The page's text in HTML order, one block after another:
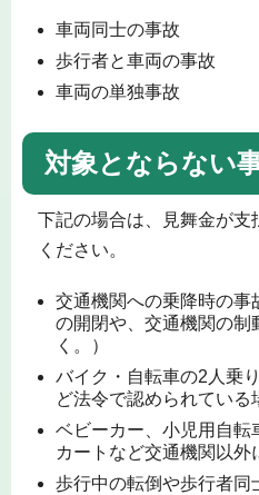
車両同士の事故
歩行者と車両の事故
車両の単独事故
対象とならない
下記の場合は、見舞金が支
ください。
交通機関への乗降時の事
の開閉や、交通機関の制
く。）
バイク・自転車の2人乗
ど法令で認められている
ベビーカー、小児用自転
カートなど交通機関以外
歩行中の転倒や歩行者同